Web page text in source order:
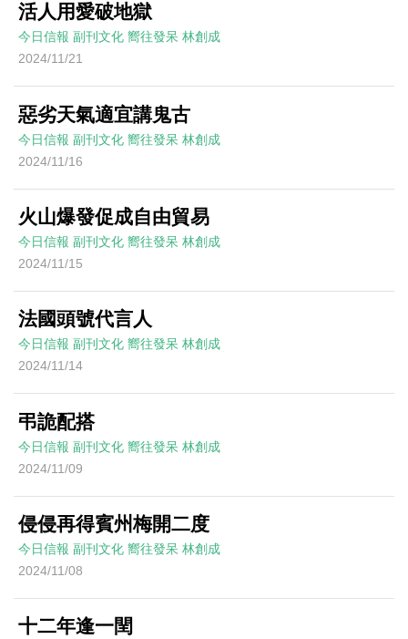
活人用愛破地獄
今日信報 副刊文化 嚮往發呆 林創成
2024/11/21
惡劣天氣適宜講鬼古
今日信報 副刊文化 嚮往發呆 林創成
2024/11/16
火山爆發促成自由貿易
今日信報 副刊文化 嚮往發呆 林創成
2024/11/15
法國頭號代言人
今日信報 副刊文化 嚮往發呆 林創成
2024/11/14
弔詭配搭
今日信報 副刊文化 嚮往發呆 林創成
2024/11/09
侵侵再得賓州梅開二度
今日信報 副刊文化 嚮往發呆 林創成
2024/11/08
十二年逢一閏